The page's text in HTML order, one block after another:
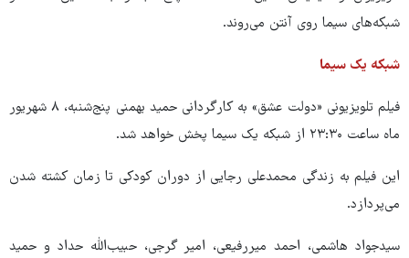
شبکه‌های سیما روی آنتن می‌روند.
شبکه یک سیما
فیلم تلویزیونی «دولت عشق» به کارگردانی حمید بهمنی پنج‌شنبه، ۸ شهریور
ماه ساعت ۲۳:۳۰ از شبکه یک سیما پخش خواهد شد.
این فیلم به زندگی محمدعلی رجایی از دوران کودکی تا زمان کشته شدن
می‌پردازد.
سیدجواد هاشمی، احمد میررفیعی، امیر گرجی، حبیب‌الله حداد و حمید